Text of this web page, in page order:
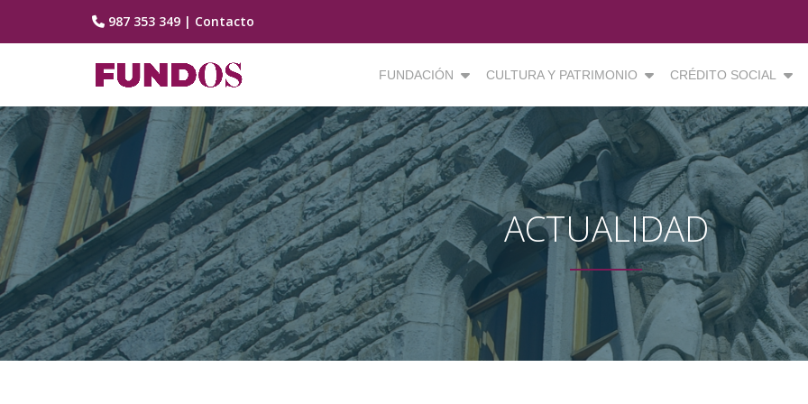
Saltar
987 353 349 | Contacto
FUNDACIÓN CULTURA Y PATRIMONIO CRÉDITO SOCIAL
ACTUALIDAD